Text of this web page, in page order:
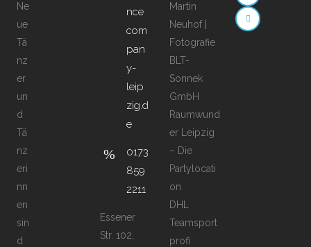
Ne
ue
Tä
nz
er
un
d
Tä
nz
eri
nn
en
sin
d
nce
com
pan
y-
leip
zig.d
e
0173
859
2211
Essener
Str. 102,
Martin
Neuhof |
Fotografie
BLT-
Sonnek
GmbH
Raumwund
er Leipzig
– Die
Partylocati
on
DHL
Teamsport
profi